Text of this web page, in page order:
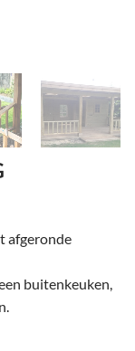
afgeronde
buitenkeuken,